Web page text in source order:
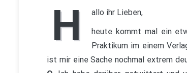
H
allo ihr Lieben,
heute kommt mal ein
Praktikum im einem
ist mir eine Sache nochmal extrem